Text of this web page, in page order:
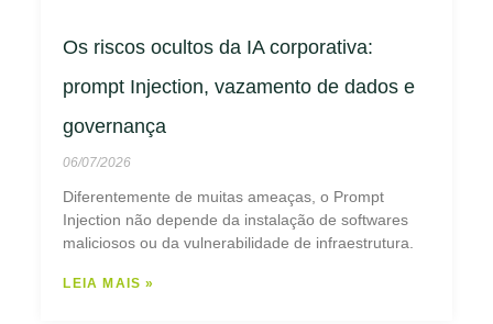
Os riscos ocultos da IA corporativa:
prompt Injection, vazamento de dados e
governança
06/07/2026
Diferentemente de muitas ameaças, o Prompt
Injection não depende da instalação de softwares
maliciosos ou da vulnerabilidade de infraestrutura.
LEIA MAIS »